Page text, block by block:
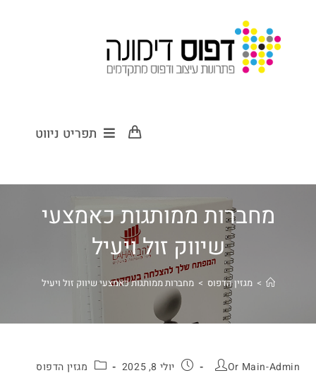
תפריט ניווט
מחברות ממותגות כאמצעי
שיווק זול ויעיל
> מגזין הדפוס > מחברות ממותגות כאמצעי שיווק זול ויעיל
Or Main-Admin יולי 8, 2025 מגזין הדפוס